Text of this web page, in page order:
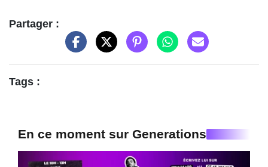
Partager :
Tags :
En ce moment sur Generations